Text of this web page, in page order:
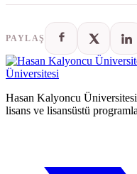
PAYLAŞ
Üniversitesi
Hasan Kalyoncu
lisans ve lisansüstü